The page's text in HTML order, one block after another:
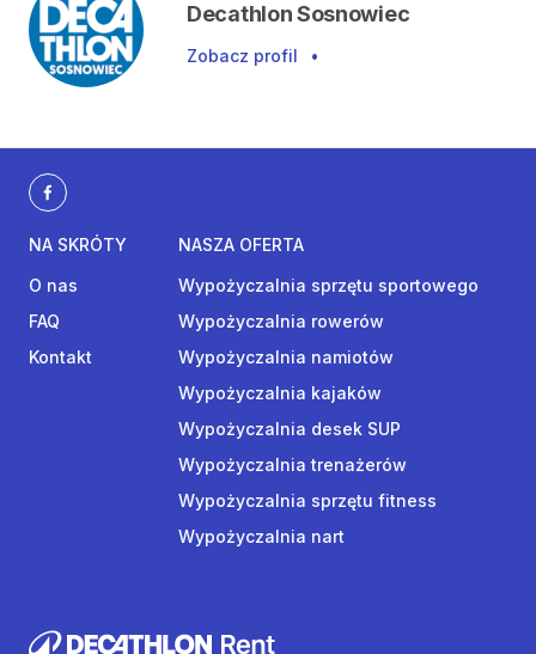
Decathlon Sosnowiec
Zobacz profil •
NA SKRÓTY
O nas
FAQ
Kontakt
NASZA OFERTA
Wypożyczalnia sprzętu sportowego
Wypożyczalnia rowerów
Wypożyczalnia namiotów
Wypożyczalnia kajaków
Wypożyczalnia desek SUP
Wypożyczalnia trenażerów
Wypożyczalnia sprzętu fitness
Wypożyczalnia nart